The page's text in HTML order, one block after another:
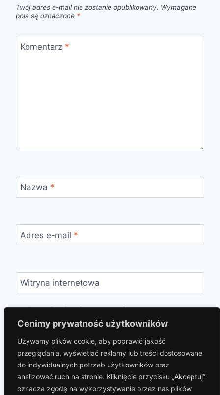
Cenimy prywatność użytkowników
Używamy plików cookie, aby poprawić jakość
przeglądania, wyświetlać reklamy lub treści dostosowane
do indywidualnych potrzeb użytkowników oraz
analizować ruch na stronie. Kliknięcie przycisku „Akceptuj”
oznacza zgodę na wykorzystywanie przez nas plików
Twój adres e-mail nie zostanie opublikowany. Wymagane
pola są oznaczone *
Komentarz *
Nazwa *
Adres e-mail *
Witryna internetowa
Zapamiętaj moje dane w tej przeglądarce
podczas pisania kolejnych komentarzy.